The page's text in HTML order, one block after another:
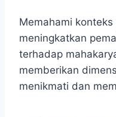
Memahami
meningkatkan
terhadap
memberikan
menikmati dan